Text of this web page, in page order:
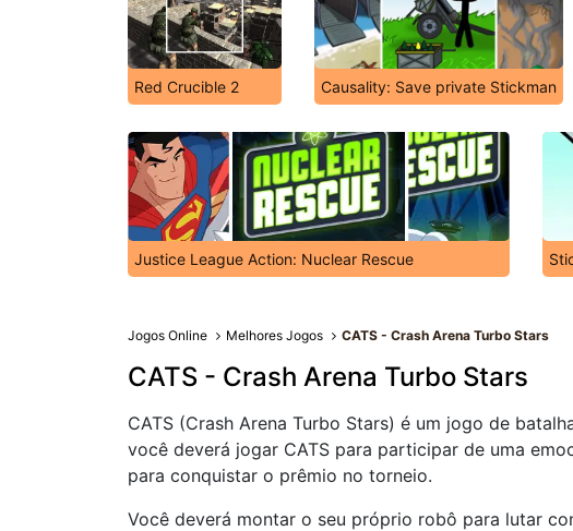
Red Crucible 2 Causality: Save private Stickman
Justice League Action: Nuclear Rescue
Jogos Online Melhores Jogos CATS - Crash Arena Turbo Stars
CATS - Crash Arena Turbo Stars
CATS (Crash Arena Turbo Stars) é um jogo de
você deverá jogar CATS para participar de uma
para conquistar o prêmio no torneio.
Você deverá montar o seu próprio robô para lutar